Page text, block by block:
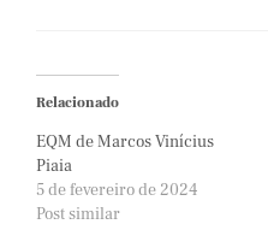
Relacionado
EQM de Marcos Vinícius
Piaia
5 de fevereiro de 2024
Post similar